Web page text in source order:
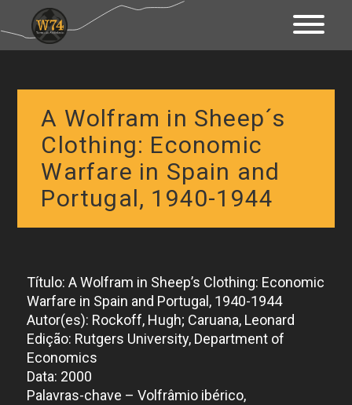
Território
Património
Mapa Interativo
Ações
Contactos & Links
Blogue
A Wolfram in Sheep´s
Clothing: Economic
Warfare in Spain and
Portugal, 1940-1944
Título: A Wolfram in Sheep’s Clothing: Economic
Warfare in Spain and Portugal, 1940-1944
Autor(es): Rockoff, Hugh; Caruana, Leonard
Edição: Rutgers University, Department of
Economics
Data: 2000
Palavras-chave – Volfrâmio ibérico,